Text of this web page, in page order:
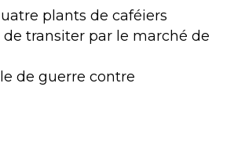
plants de caféiers
transiter par le marché de
de guerre contre